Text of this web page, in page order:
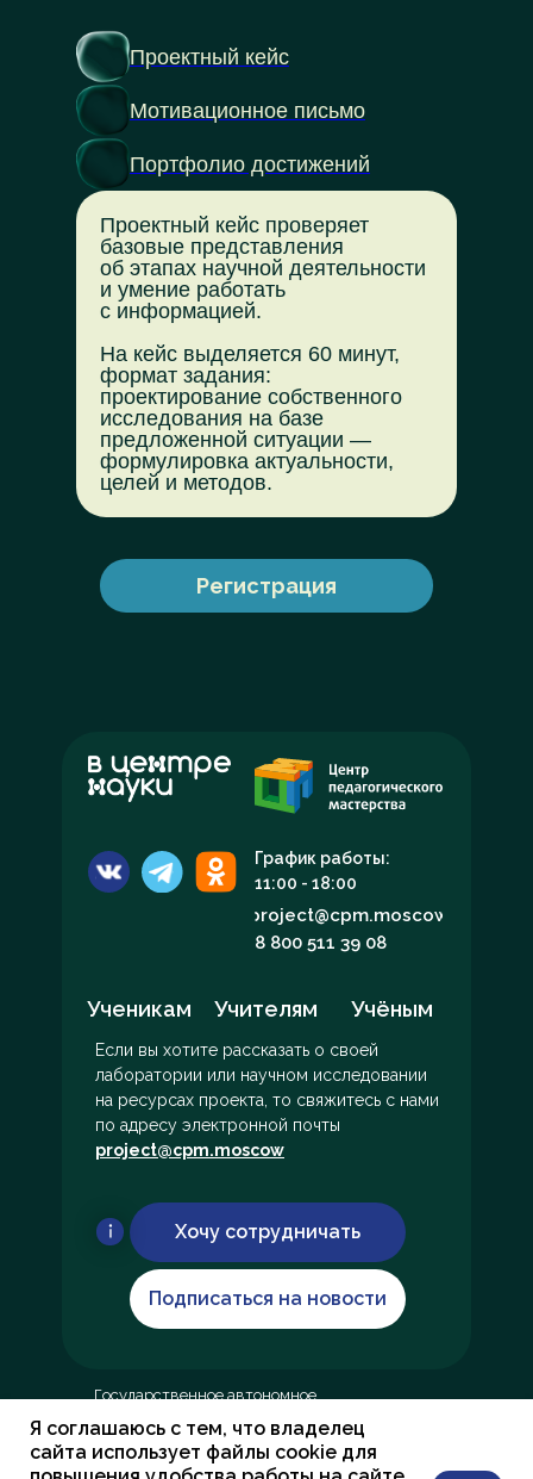
Я соглашаюсь с тем, что владелец
сайта использует файлы cookie для
Проектный кейс
Мотивационное письмо
Портфолио достижений
Проектный кейс проверяет
базовые представления
об этапах научной деятельности
и умение работать
с информацией.
На кейс выделяется 60 минут,
формат задания:
проектирование собственного
исследования на базе
предложенной ситуации —
формулировка актуальности,
целей и методов.
Регистрация
Если вы хотите рассказать о своей
лаборатории или научном исследовании
на ресурсах проекта, то свяжитесь с нами
по адресу электронной почты
project@cpm.moscow
Подписаться на новости
project@cpm.moscow
Ученикам Учителям Учёным
8 800 511 39 08
Хочу сотрудничать
График работы:
11:00 - 18:00
Государственное автономное
дополнительного профессионального
образования города Москвы «Центр